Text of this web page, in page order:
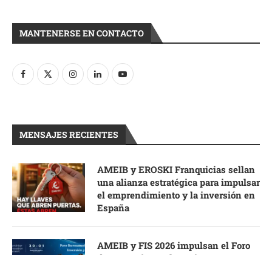
MANTENERSE EN CONTACTO
MENSAJES RECIENTES
AMEIB y EROSKI Franquicias sellan
una alianza estratégica para impulsar
el emprendimiento y la inversión en
España
AMEIB y FIS 2026 impulsan el Foro